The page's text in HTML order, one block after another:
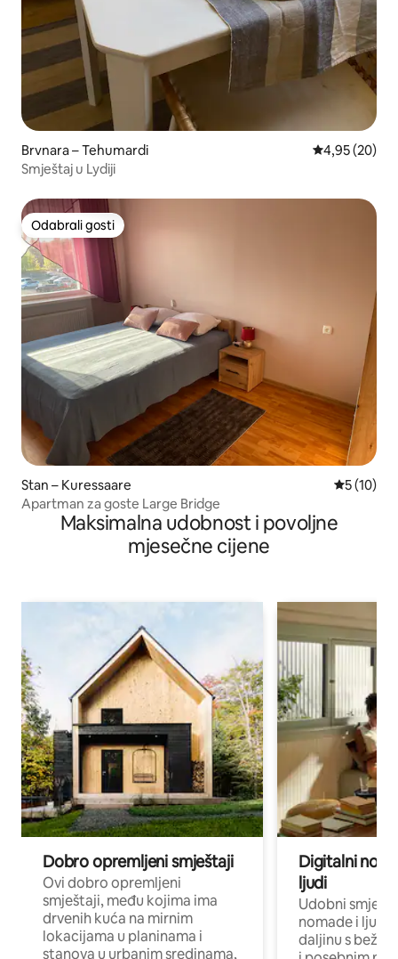
Brvnara – Tehumardi Prosječna
4,95 (20)
Smještaj u Lydiji
Odabrali gosti
Odabrali gosti
Stan – Kuressaare Prosječna
5 (10)
Apartman za goste Large Bridge
Maksimalna udobnost i povoljne
mjesečne cijene
Dobro opremljeni smještaji
Ovi dobro opremljeni
smještaji, među kojima ima
drvenih kuća na mirnim
lokacijama u planinama i
stanova u urbanim sredinama,
Digitalni
ljudi
Udobni
nomade i ljude
daljinu s